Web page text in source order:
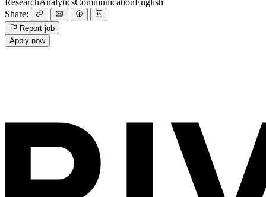
ResearchAnalyticsCommunicationEnglish
Share:
Report job
Apply now